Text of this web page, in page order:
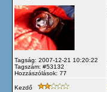
Tagság: 2007-12-21 10:20:22
Tagszám: #53132
Hozzászólások: 77
Kezdő